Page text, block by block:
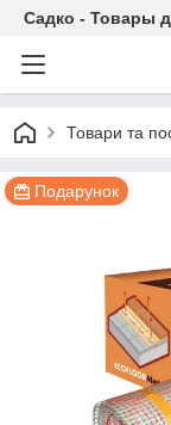
Садко - Товары
Товари та
Подарунок